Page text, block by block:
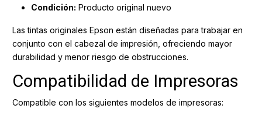
Condición: Producto original nuevo
Las tintas originales Epson están diseñadas para trabajar en
conjunto con el cabezal de impresión, ofreciendo mayor
durabilidad y menor riesgo de obstrucciones.
Compatibilidad de Impresoras
Compatible con los siguientes modelos de impresoras: